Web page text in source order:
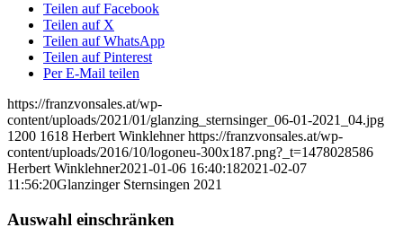
Teilen auf Facebook
Teilen auf X
Teilen auf WhatsApp
Teilen auf Pinterest
Per E-Mail teilen
https://franzvonsales.at/wp-
content/uploads/2021/01/glanzing_sternsinger_06-01-2021_04.jpg
1200 1618 Herbert Winklehner https://franzvonsales.at/wp-
content/uploads/2016/10/logoneu-300x187.png?_t=1478028586
Herbert Winklehner2021-01-06 16:40:182021-02-07
11:56:20Glanzinger Sternsingen 2021
Auswahl einschränken